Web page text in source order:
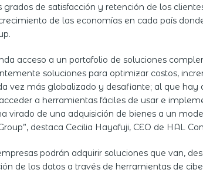
de satisfacción y retención de los
de las economías en cada país
acceso a un portafolio de soluciones
soluciones para optimizar costos,
vez más globalizado y desafiante; al que
a herramientas fáciles de usar e
virado de una adquisición de bienes a un
destaca Cecilia Hayafuji, CEO de HAL
podrán adquirir soluciones que van,
de los datos a través de herramientas de